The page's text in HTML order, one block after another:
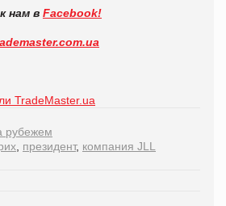
нам в Facebook!
TradeMaster.ua
рубежем
президент, компания JLL